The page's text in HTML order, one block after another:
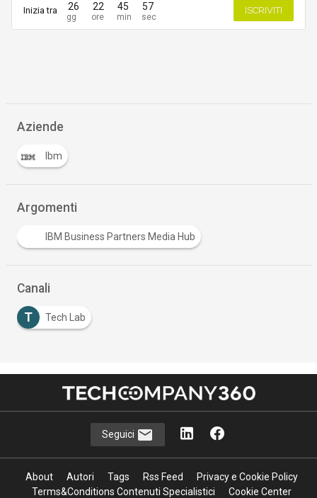
Inizia tra 26 22 45 57 ISCRIVITI
Aziende
Ibm
Argomenti
IBM Business Partners Media Hub
Canali
T Tech Lab
Seguici
About Autori Tags Rss Feed
Privacy e Cookie Policy
Terms&Conditions Contenuti Specialistici
Cookie Center